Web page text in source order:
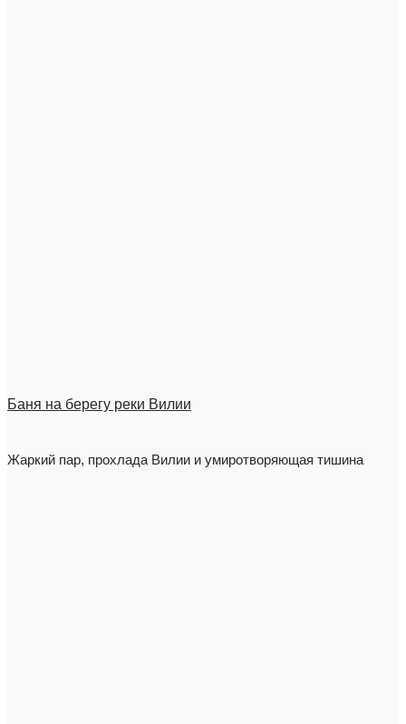
Баня на берегу реки Вилии
Жаркий пар, прохлада Вилии и умиротворяющая тишина